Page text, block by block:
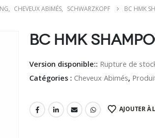
, CHEVEUX ABIMÉS, SCHWARZKOPF BC HMK
BC HMK
Version disponible:: Rupture de
Catégories : Cheveux Abimés,
AJOUTER À